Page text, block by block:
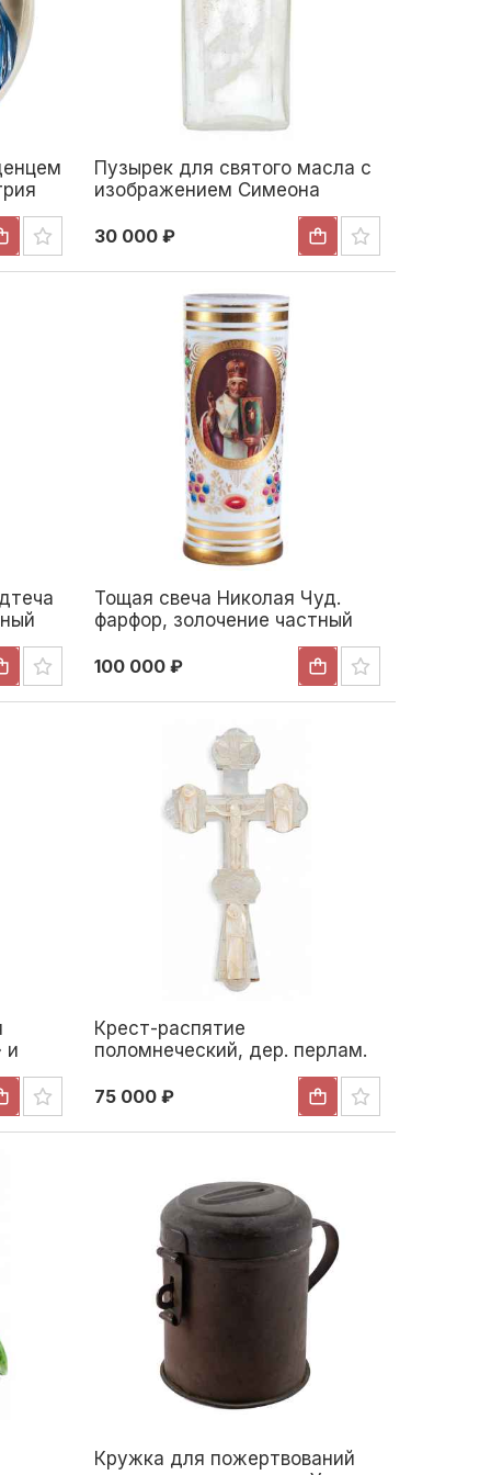
Пузырек для святого масла с
изображением Симеона
Верхотурского. конец ХІХ-
начало ХХ вв
30 000 ₽
Н-19
XIX
Тощая свеча Николая Чуд.
фарфор, золочение частный
завод Россия сер. XIX в. Н-23
см. Россия, частные заводы
100 000 ₽
и
Крест-распятие
поломнеческий, дер. перлам.
13,4x7,2x1,1 см. Иерусалим
75 000 ₽
Кружка для пожертвований